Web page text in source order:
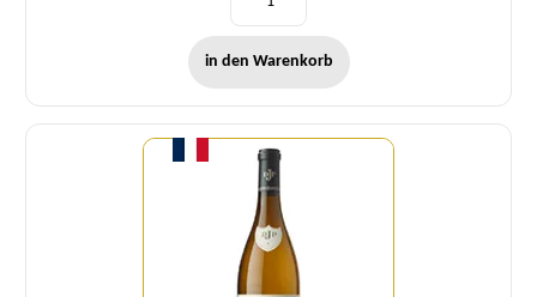
in den Warenkorb
Menge